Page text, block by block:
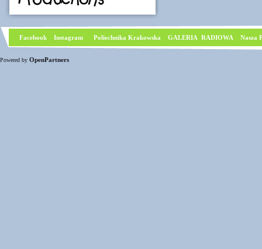
Facebook Instagram Poliechnika Krakowska GALERIA RADIOWA Nasza
Powered by OpenPartners